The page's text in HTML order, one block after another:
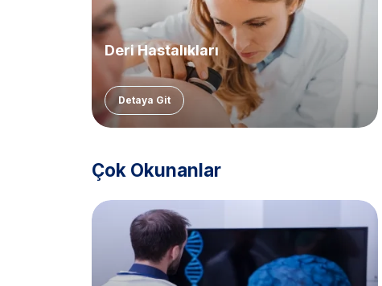
Deri Hastalıkları
Detaya Git
Çok Okunanlar